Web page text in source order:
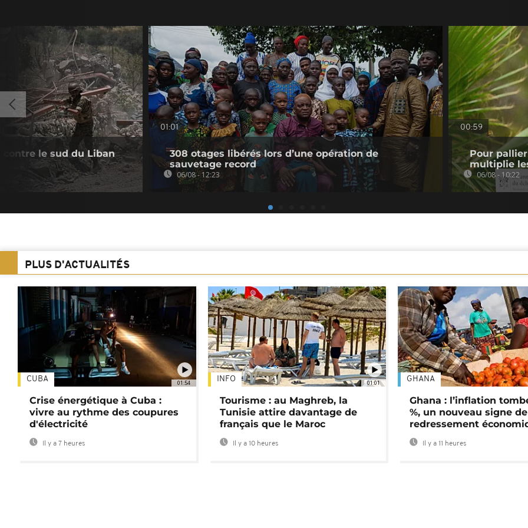
contre le sud du Liban
01:01
308 otages libérés lors d’une opération de
sauvetage record
06/08 - 12:23
00:59
Pour pallier
multiplie
06/08 - 10:22
PLUS D'ACTUALITÉS
01:54
CUBA
Crise énergétique à Cuba :
vivre au rythme des coupures
d'électricité
Il y a 7 heures
01:01
INFO
Tourisme : au Maghreb, la
Tunisie attire davantage de
français que le Maroc
Il y a 10 heures
GHANA
Ghana : l’inflation
%, un nouveau signe de
redressement
Il y a 11 heures